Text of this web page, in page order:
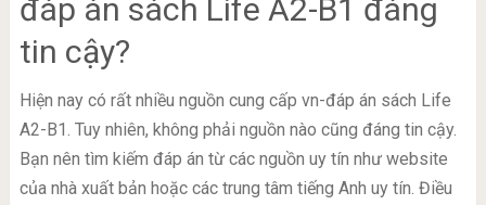
đáp án sách Life A2-B1 đáng
tin cậy?
Hiện nay có rất nhiều nguồn cung cấp vn-đáp án sách Life
A2-B1. Tuy nhiên, không phải nguồn nào cũng đáng tin cậy.
Bạn nên tìm kiếm đáp án từ các nguồn uy tín như website
của nhà xuất bản hoặc các trung tâm tiếng Anh uy tín. Điều